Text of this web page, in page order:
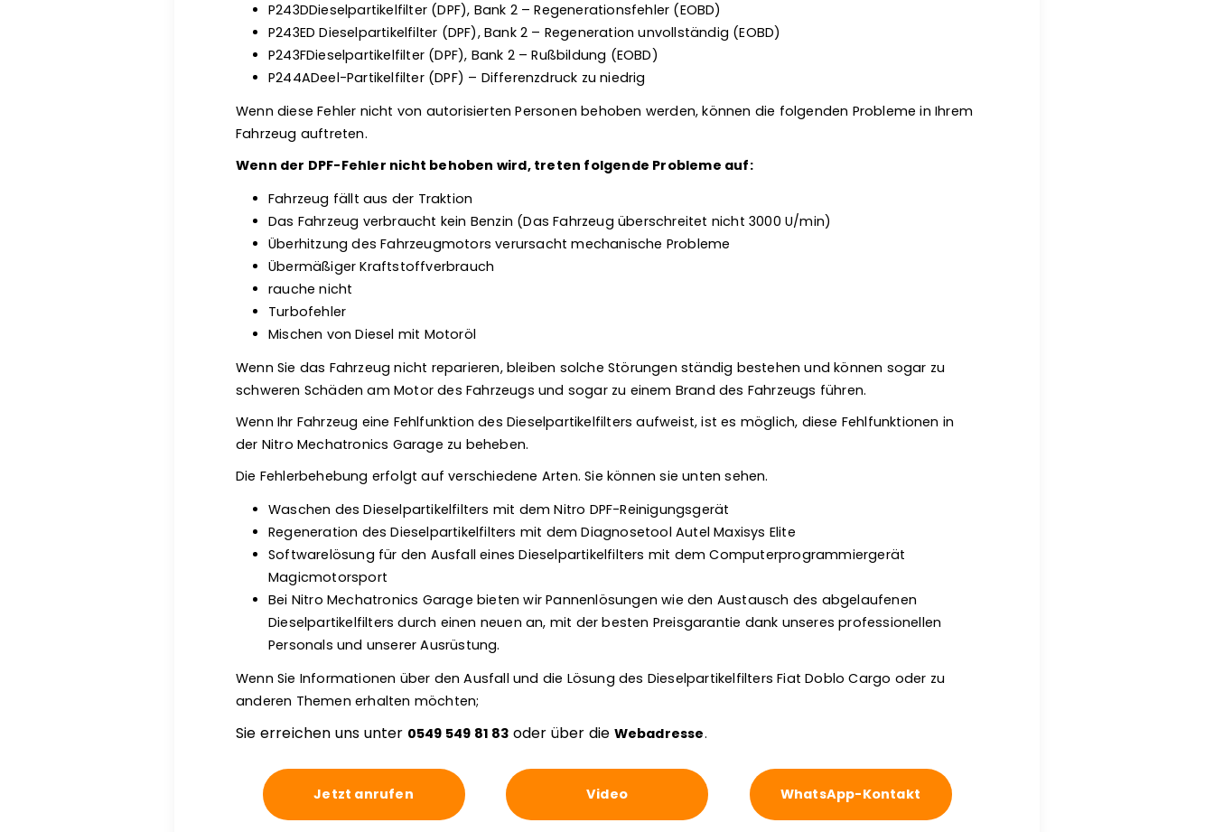
P243DDieselpartikelfilter (DPF), Bank 2 – Regenerationsfehler (EOBD)
P243ED Dieselpartikelfilter (DPF), Bank 2 – Regeneration unvollständig (EOBD)
P243FDieselpartikelfilter (DPF), Bank 2 – Rußbildung (EOBD)
P244ADeel-Partikelfilter (DPF) – Differenzdruck zu niedrig
Wenn diese Fehler nicht von autorisierten Personen behoben werden, können die folgenden Probleme in Ihrem
Fahrzeug auftreten.
Wenn der DPF-Fehler nicht behoben wird, treten folgende Probleme auf:
Fahrzeug fällt aus der Traktion
Das Fahrzeug verbraucht kein Benzin (Das Fahrzeug überschreitet nicht 3000 U/min)
Überhitzung des Fahrzeugmotors verursacht mechanische Probleme
Übermäßiger Kraftstoffverbrauch
rauche nicht
Turbofehler
Mischen von Diesel mit Motoröl
Wenn Sie das Fahrzeug nicht reparieren, bleiben solche Störungen ständig bestehen und können sogar zu
schweren Schäden am Motor des Fahrzeugs und sogar zu einem Brand des Fahrzeugs führen.
Wenn Ihr Fahrzeug eine Fehlfunktion des Dieselpartikelfilters aufweist, ist es möglich, diese Fehlfunktionen in
der Nitro Mechatronics Garage zu beheben.
Die Fehlerbehebung erfolgt auf verschiedene Arten. Sie können sie unten sehen.
Waschen des Dieselpartikelfilters mit dem Nitro DPF-Reinigungsgerät
Regeneration des Dieselpartikelfilters mit dem Diagnosetool Autel Maxisys Elite
Softwarelösung für den Ausfall eines Dieselpartikelfilters mit dem Computerprogrammiergerät
Magicmotorsport
Bei Nitro Mechatronics Garage bieten wir Pannenlösungen wie den Austausch des abgelaufenen
Dieselpartikelfilters durch einen neuen an, mit der besten Preisgarantie dank unseres professionellen
Personals und unserer Ausrüstung.
Wenn Sie Informationen über den Ausfall und die Lösung des Dieselpartikelfilters Fiat Doblo Cargo oder zu
anderen Themen erhalten möchten;
Sie erreichen uns unter 0549 549 81 83 oder über die Webadresse.
Jetzt anrufen Video WhatsApp-Kontakt